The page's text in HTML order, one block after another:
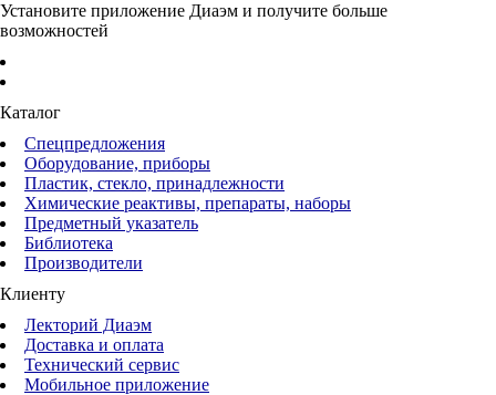
Установите приложение Диаэм и получите больше
возможностей
Каталог
Спецпредложения
Оборудование, приборы
Пластик, стекло, принадлежности
Химические реактивы, препараты, наборы
Предметный указатель
Библиотека
Производители
Клиенту
Лекторий Диаэм
Доставка и оплата
Технический сервис
Мобильное приложение